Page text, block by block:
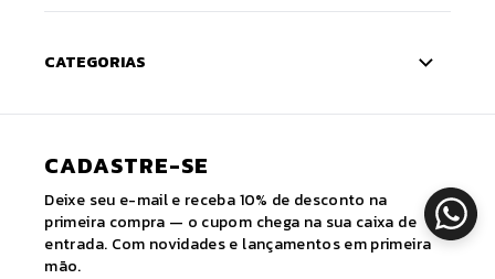
CATEGORIAS
CADASTRE-SE
Deixe seu e-mail e receba 10% de desconto na
primeira compra — o cupom chega na sua caixa de
entrada. Com novidades e lançamentos em primeira
mão.